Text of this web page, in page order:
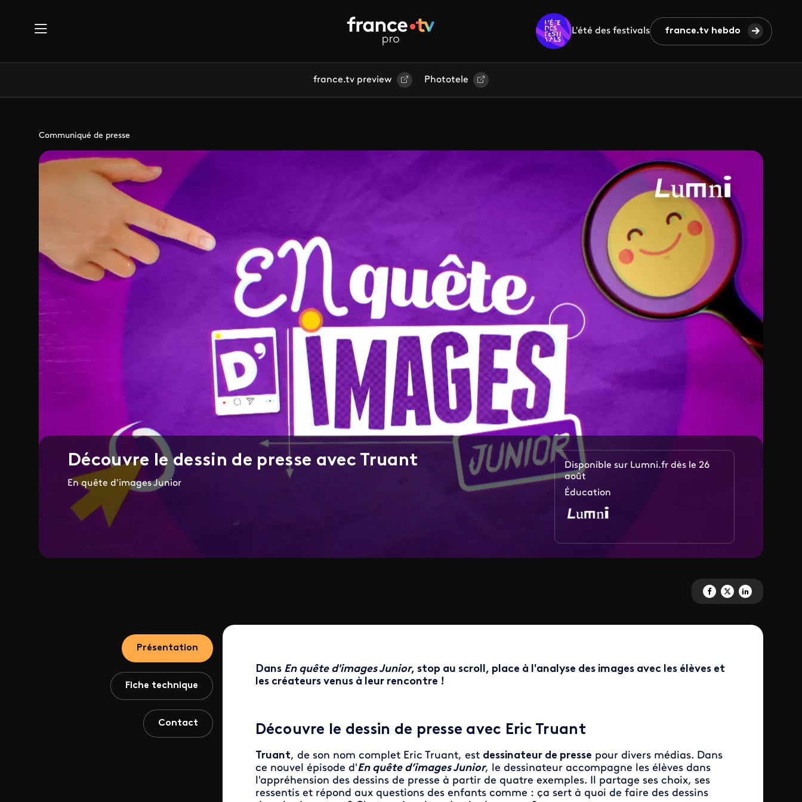
L'été des festivals france.tv hebdo
france.tv preview Phototele
Communiqué de presse
Découvre le dessin de presse avec Truant
En quête d'images Junior
Disponible sur Lumni.fr dès le 26
août
Éducation
Partagez 'Découvre le dessin
Partagez 'Découvre le
Partagez
Présentation
Fiche technique
Contact
Dans En quête d'images Junior, stop au scroll, place à l'analyse des images avec les élèves et
les créateurs venus à leur rencontre !
Découvre le dessin de presse avec Eric Truant
Truant, de son nom complet Eric Truant, est dessinateur de presse pour divers médias. Dans
ce nouvel épisode d'En quête d’images Junior, le dessinateur accompagne les élèves dans
l'appréhension des dessins de presse à partir de quatre exemples. Il partage ses choix, ses
ressentis et répond aux questions des enfants comme : ça sert à quoi de faire des dessins